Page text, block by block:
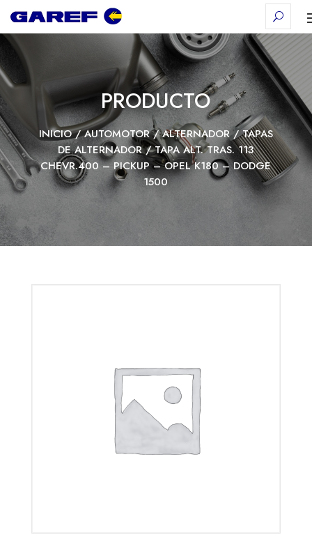
PRODUCTO
INICIO/AUTOMOTOR/ALTERNADOR/TAPAS
DE ALTERNADOR/ TAPA ALT. TRAS. 113
CHEVR.400 – PICKUP – OPEL K180 – DODGE
1500